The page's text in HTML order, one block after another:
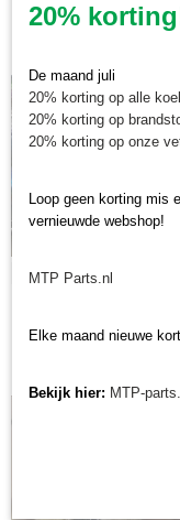
Geplaatst op Friday, 3
20%
De maand juli
20% korting op alle
20% korting op
20% korting op onze
Loop geen korting mis
vernieuwde webshop!
MTP Parts.nl
Elke maand nieuwe
Bekijk hier: MTP-